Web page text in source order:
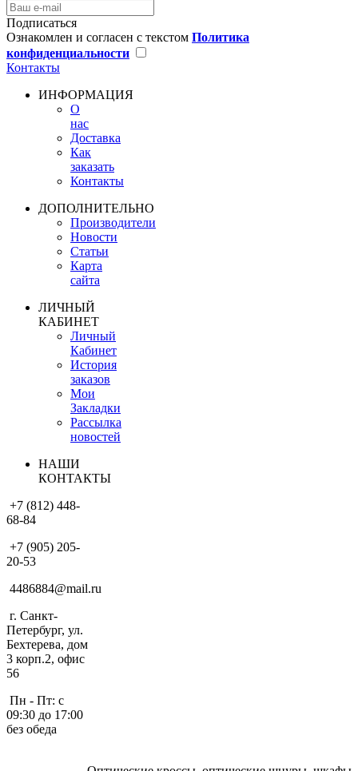
Подписаться
Ознакомлен и согласен с текстом Политика
конфиденциальности
Контакты
ИНФОРМАЦИЯ
О
нас
Доставка
Как
заказать
Контакты
ДОПОЛНИТЕЛЬНО
Производители
Новости
Статьи
Карта
сайта
ЛИЧНЫЙ
КАБИНЕТ
Личный
Кабинет
История
заказов
Мои
Закладки
Рассылка
новостей
НАШИ
КОНТАКТЫ
+7 (812) 448-
68-84
+7 (905) 205-
20-53
4486884@mail.ru
г. Санкт-
Петербург, ул.
Бехтерева, дом
3 корп.2, офис
56
Пн - Пт: с
09:30 до 17:00
без обеда